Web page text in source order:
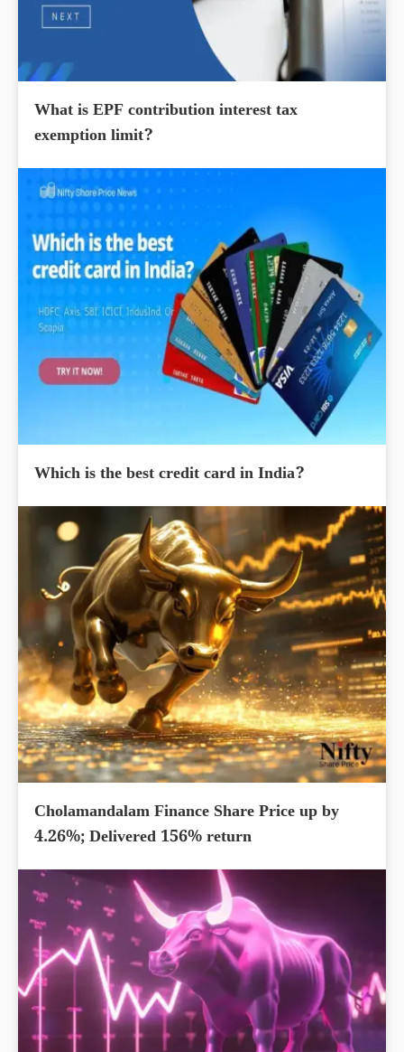
What is EPF contribution interest tax
exemption limit?
Which is the best credit card in India?
Cholamandalam Finance Share Price up by
4.26%; Delivered 156% return